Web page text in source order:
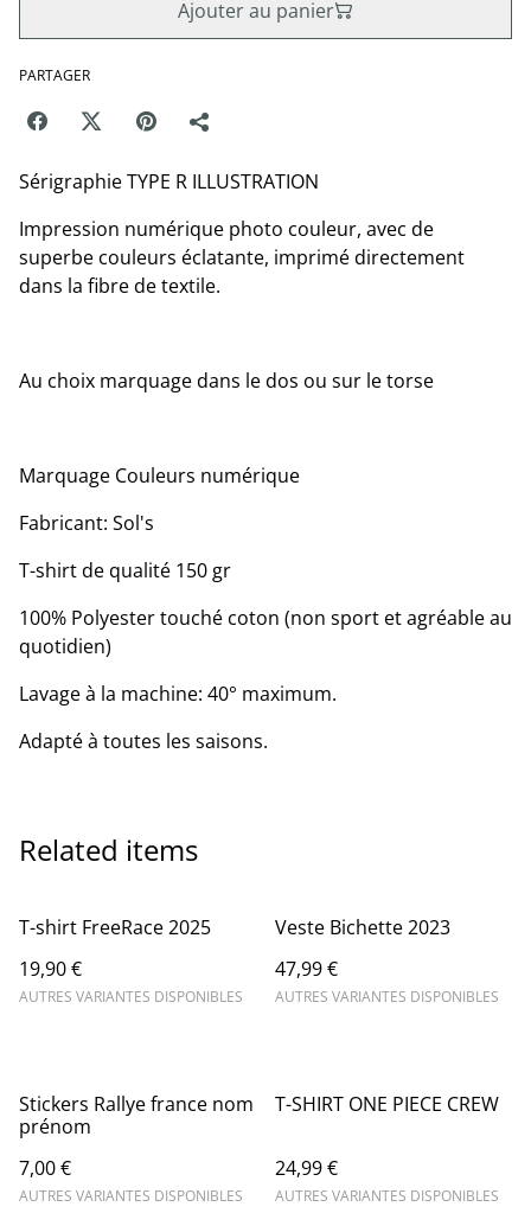
Ajouter au panier
PARTAGER
Sérigraphie TYPE R ILLUSTRATION
Impression numérique photo couleur, avec de
superbe couleurs éclatante, imprimé directement
dans la fibre de textile.
Au choix marquage dans le dos ou sur le torse
Marquage Couleurs numérique
Fabricant: Sol's
T-shirt de qualité 150 gr
100% Polyester touché coton (non sport et agréable au
quotidien)
Lavage à la machine: 40° maximum.
Adapté à toutes les saisons.
Related items
T-shirt FreeRace 2025
19,90 €
AUTRES VARIANTES DISPONIBLES
Veste Bichette 2023
47,99 €
AUTRES VARIANTES DISPONIBLES
Stickers Rallye france nom
prénom
7,00 €
AUTRES VARIANTES DISPONIBLES
T-SHIRT ONE PIECE CREW
24,99 €
AUTRES VARIANTES DISPONIBLES